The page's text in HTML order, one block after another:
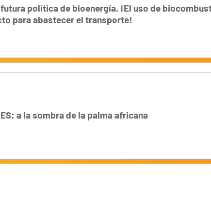
futura política de bioenergía. ¡El uso de
para abastecer el transporte!
a la sombra de la palma africana